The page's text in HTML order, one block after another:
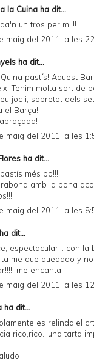
la Cuina ha dit...
un tros per mi!!!
maig del 2011, a les
ha dit...
Quina pastís! Aquest
Tenim molta sort de
joc i, sobretot dels
el Barça!
maig del 2011, a les
ha dit...
més bo!!!
amb la bona
maig del 2011, a les
ha dit...
espectacular... con la
me que quedado y
me encanta
maig del 2011, a les
ha dit...
es relinda,el
rico,rico...una tarta